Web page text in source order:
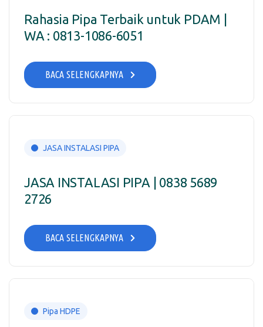
Rahasia Pipa Terbaik untuk PDAM |
WA : 0813-1086-6051
BACA SELENGKAPNYA
JASA INSTALASI PIPA
JASA INSTALASI PIPA | 0838 5689
2726
BACA SELENGKAPNYA
Pipa HDPE